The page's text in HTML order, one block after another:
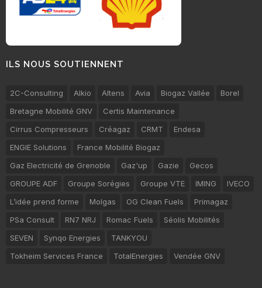
ILS NOUS SOUTIENNENT
2C-Consulting Alkio Altens Avia Biogaz Vallée
Borel
Bretagne Mobilité GNV
Certis Maintenance
Cirrus Compresseurs
Créagaz CRMT
Endesa
ENGIE Solutions
France Mobilité Biogaz
Gaz Electricité de Grenoble
Gaz'up Gazie
Gecos
GROUPE ADF
Groupe Sorégies Groupe VTE IMING
IVECO
L’idée prend forme
Molgas OG Clean Fuels
Primagaz
PSa Consult
RN7 NRJ Romac Fuels
Séolis Mobilités
SEVEN
Synqo Energies
TANKYOU
Tokheim Services France
TotalEnergies Vendée GNV